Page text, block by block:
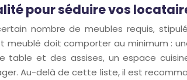
pour séduire vos
nombre de meubles requis,
doit comporter au minimum :
et des assises, un espace
Au-delà de cette liste, il est